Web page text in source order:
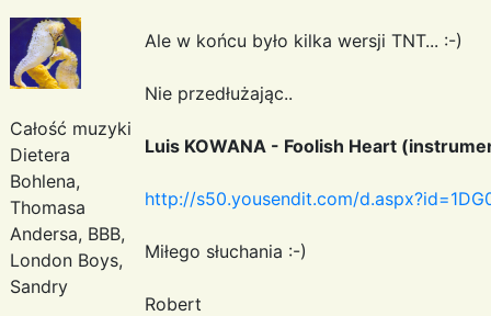
Całość muzyki
Dietera
Bohlena,
Thomasa
Andersa, BBB,
London Boys,
Sandry
Ale w końcu było kilka wersji TNT... :-)
Nie przedłużając..
Luis KOWANA - Foolish Heart
http://s50.yousendit.com/
Miłego słuchania :-)
Robert